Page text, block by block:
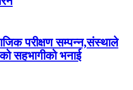
परीक्षण सम्पन्न,संस्थाले
सहभागीको भनाई